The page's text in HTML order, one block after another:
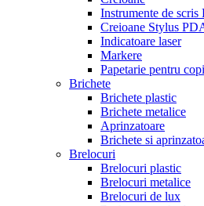
Instrumente de scris
Creioane Stylus
Indicatoare laser
Markere
Papetarie pentru
Brichete
Brichete plastic
Brichete metalice
Aprinzatoare
Brichete si
Brelocuri
Brelocuri plastic
Brelocuri metalice
Brelocuri de lux